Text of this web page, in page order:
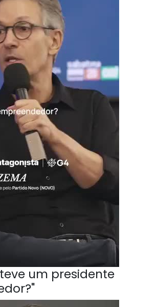
um presidente